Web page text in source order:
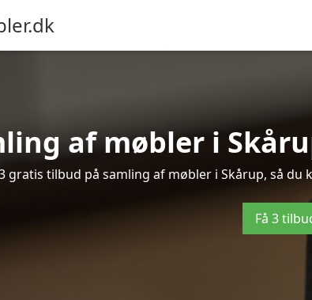
af møbler i
gratis tilbud på samling af møbler i Skårup, så
Få 3